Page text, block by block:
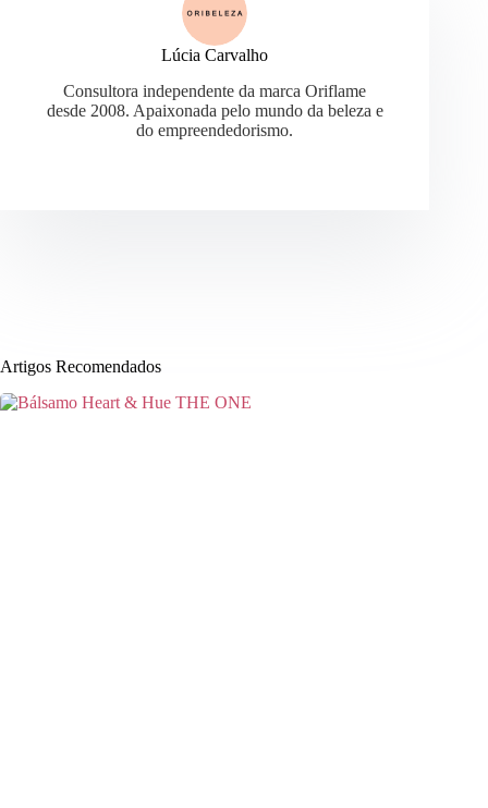
Lúcia Carvalho
Consultora independente da marca Oriflame
desde 2008. Apaixonada pelo mundo da beleza e
do empreendedorismo.
Artigos Recomendados